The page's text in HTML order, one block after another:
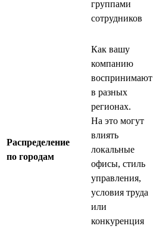
группами
сотрудников
Распределение
по городам
Как вашу
компанию
воспринимают
в разных
регионах.
На это могут
влиять
локальные
офисы, стиль
управления,
условия труда
или
конкуренция